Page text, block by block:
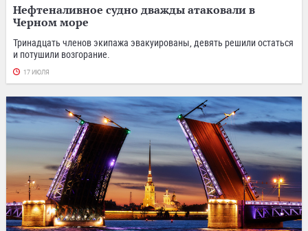
Нефтеналивное судно дважды атаковали в
Черном море
Тринадцать членов экипажа эвакуированы, девять решили остаться
и потушили возгорание.
17 ИЮЛЯ